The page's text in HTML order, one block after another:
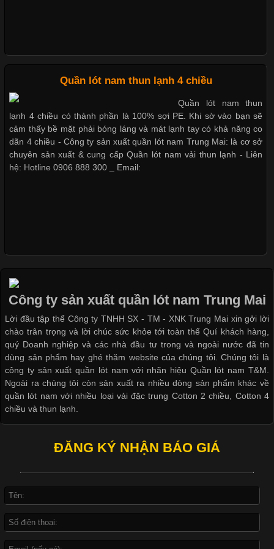
Chất Liệu Lycra Có Gì Đặc Biệt Trong Ngành Thời Trang?
Vải Lycra Là Gì? Chất Liệu Co Giãn Được Ưa Chuộng Trong
Ngành May Mặc Trong ngành thời trang hiện đại, các loại vải có
khả năng co giãn tốt ngày càng được ưa chuộng nhằm mang lại
Cập nhật 2026-05-21 14:59:25
Trong những năm gần đây, vải Bamboo đang trở thành một
trong những chất liệu được yêu thích trong ngành thời trang
nhờ đặc tính mềm mại, thoáng khí và thân thiện với môi trường.
Không chỉ được ứng dụng trong quần áo thường ngày, loại vải
này còn xuất hiện nhiều trong các sản phẩm đồ lót
Vải thun là một trong những chất liệu được sử dụng rộng rãi
nhất trong ngành thời trang nhờ đặc tính co giãn, mềm mại và
thoải mái khi mặc. Từ áo thun, đồ thể thao cho đến đồ lót nam,
vải thun luôn đóng vai trò quan trọng trong quá trình sản xuất.
Quần lót nam thun lạnh 4 chiều
Quần lót nam thun
lạnh 4 chiều có thành phần là 100% sợi PE. Khi sờ vào bạn sẽ
cảm thấy bề mặt phải bóng láng và mát lạnh tay có khả năng co
dãn 4 chiều - Công ty sản xuất quần lót nam Trung Mai: là cơ sở
chuyên sản xuất & cung cấp Quần lót nam vải thun lạnh - Liên
hệ: Hotline 0906 888 300 _ Email:
Công ty sản xuất quần lót nam Trung Mai
Lời đầu tập thể Công ty TNHH SX - TM - XNK Trung Mai xin gởi lời
chào trân trọng và lời chúc sức khỏe tới toàn thể Quí khách hàng,
quý Doanh nghiệp và các nhà đầu tư trong và ngoài nước đã tin
dùng sản phẩm hay ghé thăm website của chúng tôi. Chúng tôi là
công ty sản xuất quần lót nam với nhãn hiệu Quần lót nam T&M.
Ngoài ra chúng tôi còn sản xuất ra nhiều dòng sản phẩm khác về
quần lót nam với nhiều loại vải đặc trung Cotton 2 chiều, Cotton 4
chiều và thun lạnh.
ĐĂNG KÝ NHẬN BÁO GIÁ